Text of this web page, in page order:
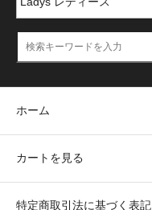
ホーム
カートを見る
特定商取引法に基づく表記